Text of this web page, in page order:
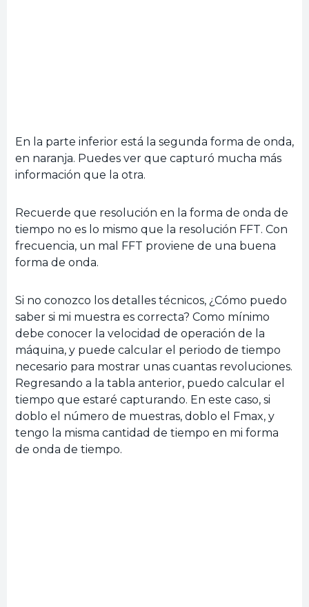
En la parte inferior está la segunda forma de onda,
en naranja. Puedes ver que capturó mucha más
información que la otra.
Recuerde que resolución en la forma de onda de
tiempo no es lo mismo que la resolución FFT. Con
frecuencia, un mal FFT proviene de una buena
forma de onda.
Si no conozco los detalles técnicos, ¿Cómo puedo
saber si mi muestra es correcta? Como mínimo
debe conocer la velocidad de operación de la
máquina, y puede calcular el periodo de tiempo
necesario para mostrar unas cuantas revoluciones.
Regresando a la tabla anterior, puedo calcular el
tiempo que estaré capturando. En este caso, si
doblo el número de muestras, doblo el Fmax, y
tengo la misma cantidad de tiempo en mi forma
de onda de tiempo.